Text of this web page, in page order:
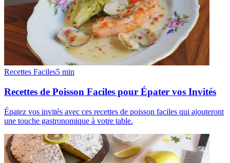
Recettes Faciles5 min
Recettes de Poisson Faciles pour Épater vos Invités
Épatez vos invités avec ces recettes de poisson faciles qui ajouteront
une touche gastronomique à votre table.